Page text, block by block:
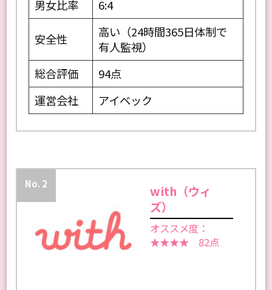
男女比率
6:4
安全性
高い（24時間365日体制で
有人監視）
総合評価
94点
運営会社
アイベック
No. 2
with（ウィ
ズ）
オススメ度：
★★★★ 82点